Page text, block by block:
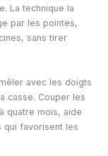
La technique la
par les pointes,
sans tirer
avec les doigts
casse. Couper les
quatre mois, aide
qui favorisent les